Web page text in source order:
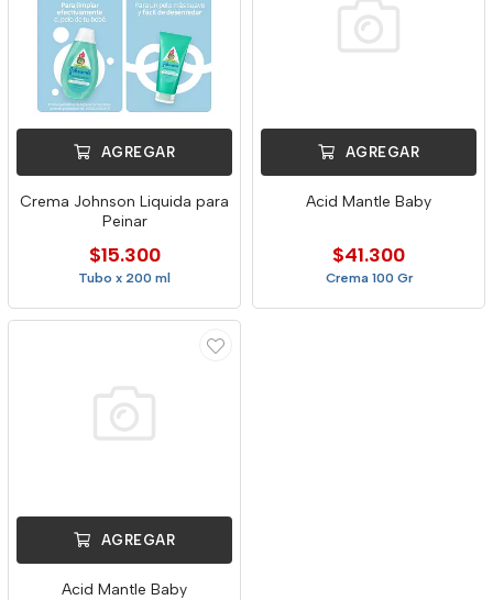
AGREGAR
Crema Johnson Liquida para
Peinar
$15.300
Tubo x 200 ml
AGREGAR
Acid Mantle Baby
$41.300
Crema 100 Gr
AGREGAR
Acid Mantle Baby